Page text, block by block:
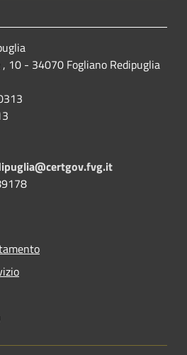
10 - 34070 Fogliano Redipuglia